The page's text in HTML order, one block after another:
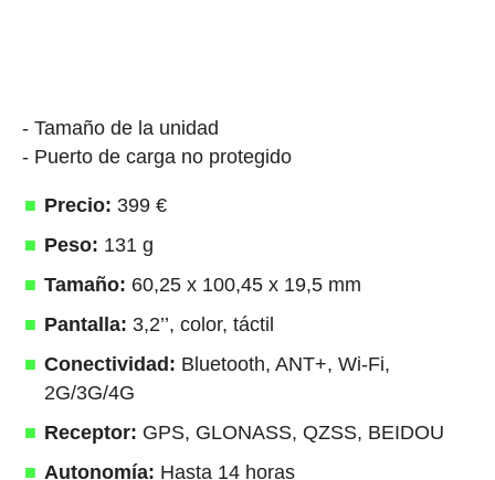
- Tamaño de la unidad
- Puerto de carga no protegido
Precio: 399 €
Peso: 131 g
Tamaño: 60,25 x 100,45 x 19,5 mm
Pantalla: 3,2’’, color, táctil
Conectividad: Bluetooth, ANT+, Wi-Fi,
2G/3G/4G
Receptor: GPS, GLONASS, QZSS, BEIDOU
Autonomía: Hasta 14 horas